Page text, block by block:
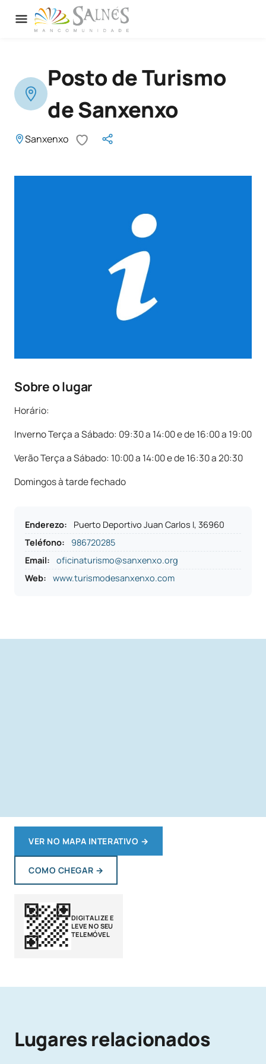
Posto de Turismo
de Sanxenxo
Sanxenxo
Sobre o lugar
Horário:
Inverno Terça a Sábado: 09:30 a 14:00 e de 16:00 a 19:00
Verão Terça a Sábado: 10:00 a 14:00 e de 16:30 a 20:30
Domingos à tarde fechado
Enderezo:
Puerto Deportivo Juan Carlos I, 36960
Teléfono:
986720285
Email:
oficinaturismo@sanxenxo.org
Web:
www.turismodesanxenxo.com
VER NO MAPA INTERATIVO →
COMO CHEGAR →
DIGITALIZE E
LEVE NO SEU
TELEMÓVEL
Lugares relacionados